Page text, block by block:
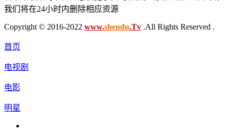
我们将在24小时内删除相应资源
Copyright © 2016-2022 www.shendu.Tv .All Rights Reserved .
首页
电视剧
电影
明星